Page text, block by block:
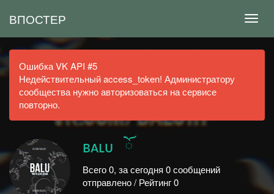
ВПОСТЕР
Ошибка VK API #5
Недействительный access_token! Администратору
сообщества нужно авторизоваться на сервисе
повторно.
вᴀʟᴜ⠀ོ
Всего 0, за сегодня 0 сообщений
отправлено / Рейтинг 0